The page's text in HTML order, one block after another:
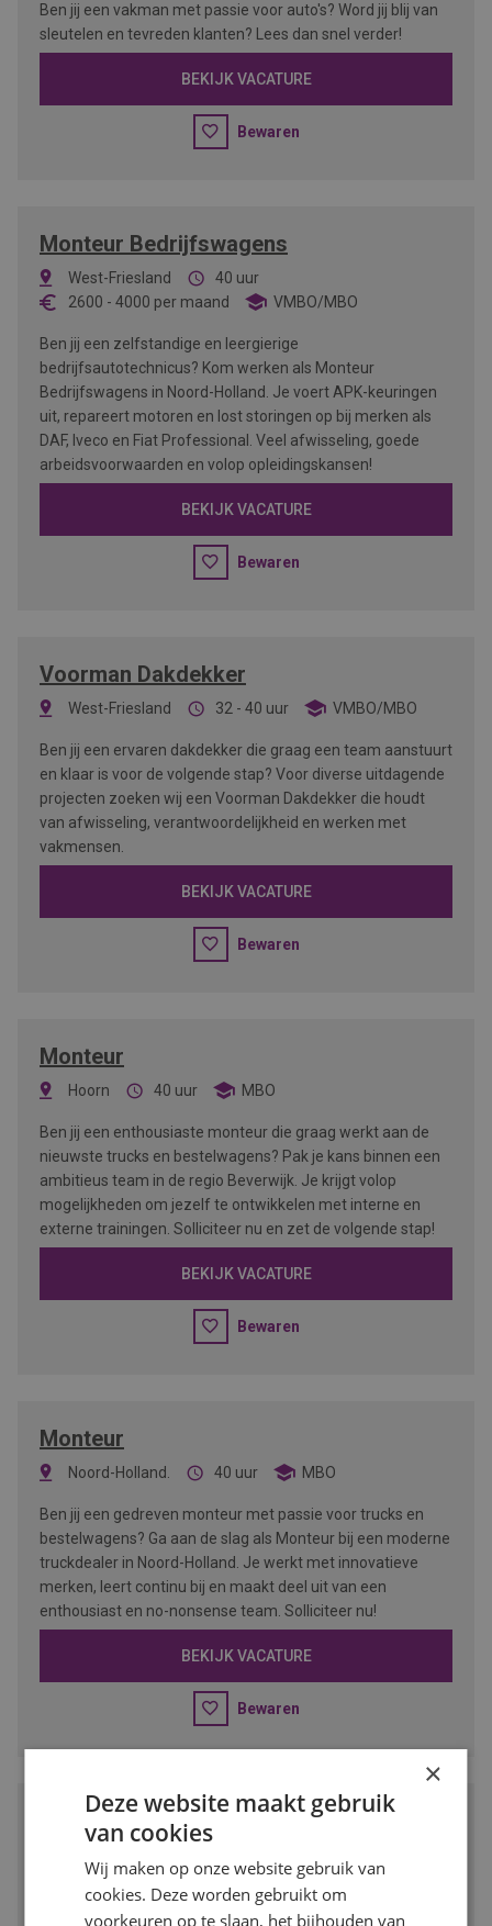
Ben jij een vakman met passie voor auto's? Word jij blij van
sleutelen en tevreden klanten? Lees dan snel verder!
BEKIJK VACATURE
Bewaren
Monteur Bedrijfswagens
West-Friesland
40 uur
2600 - 4000 per maand VMBO/MBO
Ben jij een zelfstandige en leergierige
bedrijfsautotechnicus? Kom werken als Monteur
Bedrijfswagens in Noord-Holland. Je voert APK-keuringen
uit, repareert motoren en lost storingen op bij merken als
DAF, Iveco en Fiat Professional. Veel afwisseling, goede
arbeidsvoorwaarden en volop opleidingskansen!
BEKIJK VACATURE
Bewaren
Voorman Dakdekker
West-Friesland 32 - 40 uur VMBO/MBO
Ben jij een ervaren dakdekker die graag een team aanstuurt
en klaar is voor de volgende stap? Voor diverse uitdagende
projecten zoeken wij een Voorman Dakdekker die houdt
van afwisseling, verantwoordelijkheid en werken met
vakmensen.
BEKIJK VACATURE
Bewaren
Monteur
Hoorn 40 uur MBO
Ben jij een enthousiaste monteur die graag werkt aan de
nieuwste trucks en bestelwagens? Pak je kans binnen een
ambitieus team in de regio Beverwijk. Je krijgt volop
mogelijkheden om jezelf te ontwikkelen met interne en
externe trainingen. Solliciteer nu en zet de volgende stap!
BEKIJK VACATURE
Bewaren
Monteur
Noord-Holland. 40 uur MBO
Ben jij een gedreven monteur met passie voor trucks en
bestelwagens? Ga aan de slag als Monteur bij een moderne
truckdealer in Noord-Holland. Je werkt met innovatieve
merken, leert continu bij en maakt deel uit van een
enthousiast en no-nonsense team. Solliciteer nu!
BEKIJK VACATURE
Bewaren
Vestigingsmanager Groothandel
Wil jij leidinggeven aan een vestiging binnen de dynamische
bouw- en verfindustrie? Als vestigingsmanager ben je
×
Deze website maakt gebruik
van cookies
Wij maken op onze website gebruik van
cookies. Deze worden gebruikt om
voorkeuren op te slaan, het bijhouden van